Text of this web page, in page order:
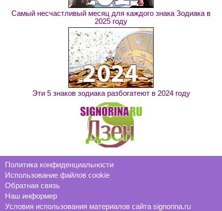
Самый несчастливый месяц для каждого знака Зодиака в
2025 году
Эти 5 знаков зодиака разбогатеют в 2024 году
Политика конфиденциальности
Использование файлов cookie
Обратная связь
Наш информер
Условия использования материалов сайта signorina.ru